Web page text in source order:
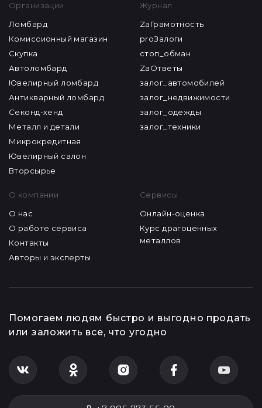
Организации
Ломбард
Комиссионный магазин
Скупка
Автоломбард
Ювелирный ломбард
Антикварный ломбард
Секонд-хенд
Металл и детали
Микрокредитная
Ювелирный салон
Вторсырье
Журнал
ZaГрамотность
proЗалоги
стоп_обман
ZaОтветы
залог_автомобилей
залог_недвижимости
залог_одежды
залог_техники
О компании
О нас
О работе сервиса
Контакты
Авторы и эксперты
Сервисы
Онлайн-оценка
Курс драгоценных
металлов
Помогаем людям быстро и выгодно продать
или заложить все, что угодно